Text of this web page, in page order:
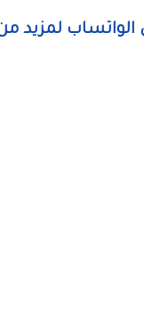
الواتساب لمزيد من